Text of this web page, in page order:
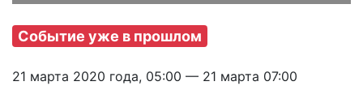
Событие уже в прошлом
21 марта 2020 года, 05:00 — 21 марта 07:00